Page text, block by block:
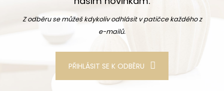
Z odběru se můžeš kdykoliv odhlásit v patičce každého z
e-mailů.
PŘIHLÁSIT SE K ODBĚRU